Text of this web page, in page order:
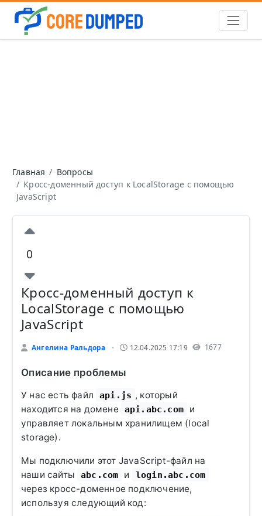
Главная
Вопросы
Кросс-доменный доступ к LocalStorage с помощью
JavaScript
0
Кросс-доменный доступ к
LocalStorage с помощью
JavaScript
Ангелина Ральдора • 12.04.2025 17:19 1677
Описание проблемы
У нас есть файл api.js , который
находится на домене api.abc.com
и
управляет локальным хранилищем (local
storage).
Мы подключили этот JavaScript-файл на
наши сайты
abc.com и login.abc.com
через кросс-доменное подключение,
используя следующий код: